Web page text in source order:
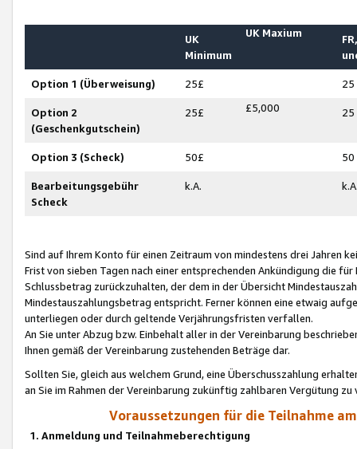
UK
Minimum
UK Maxium
Option 1 (Überweisung) 25£ 25
Option 2
(Geschenkgutschein)
25£ £5,000 25
Option 3 (Scheck) 50£ 50
Bearbeitungsgebühr
Scheck
k.A.
Sind auf Ihrem Konto für einen Zeitraum von mindestens drei Jahren
Frist von sieben Tagen nach einer entsprechenden Ankündigung die
Schlussbetrag zurückzuhalten, der dem in der Übersicht
Mindestauszahlungsbetrag entspricht. Ferner können eine etwaig
unterliegen oder durch geltende Verjährungsfristen verfallen.
An Sie unter Abzug bzw. Einbehalt aller in der Vereinbarung
Ihnen gemäß der Vereinbarung zustehenden Beträge dar.
Sollten Sie, gleich aus welchem Grund, eine Überschusszahlung
an Sie im Rahmen der Vereinbarung zukünftig zahlbaren Vergütung zu
Voraussetzungen für die Teilnahme
1. Anmeldung und Teilnahmeberechtigung